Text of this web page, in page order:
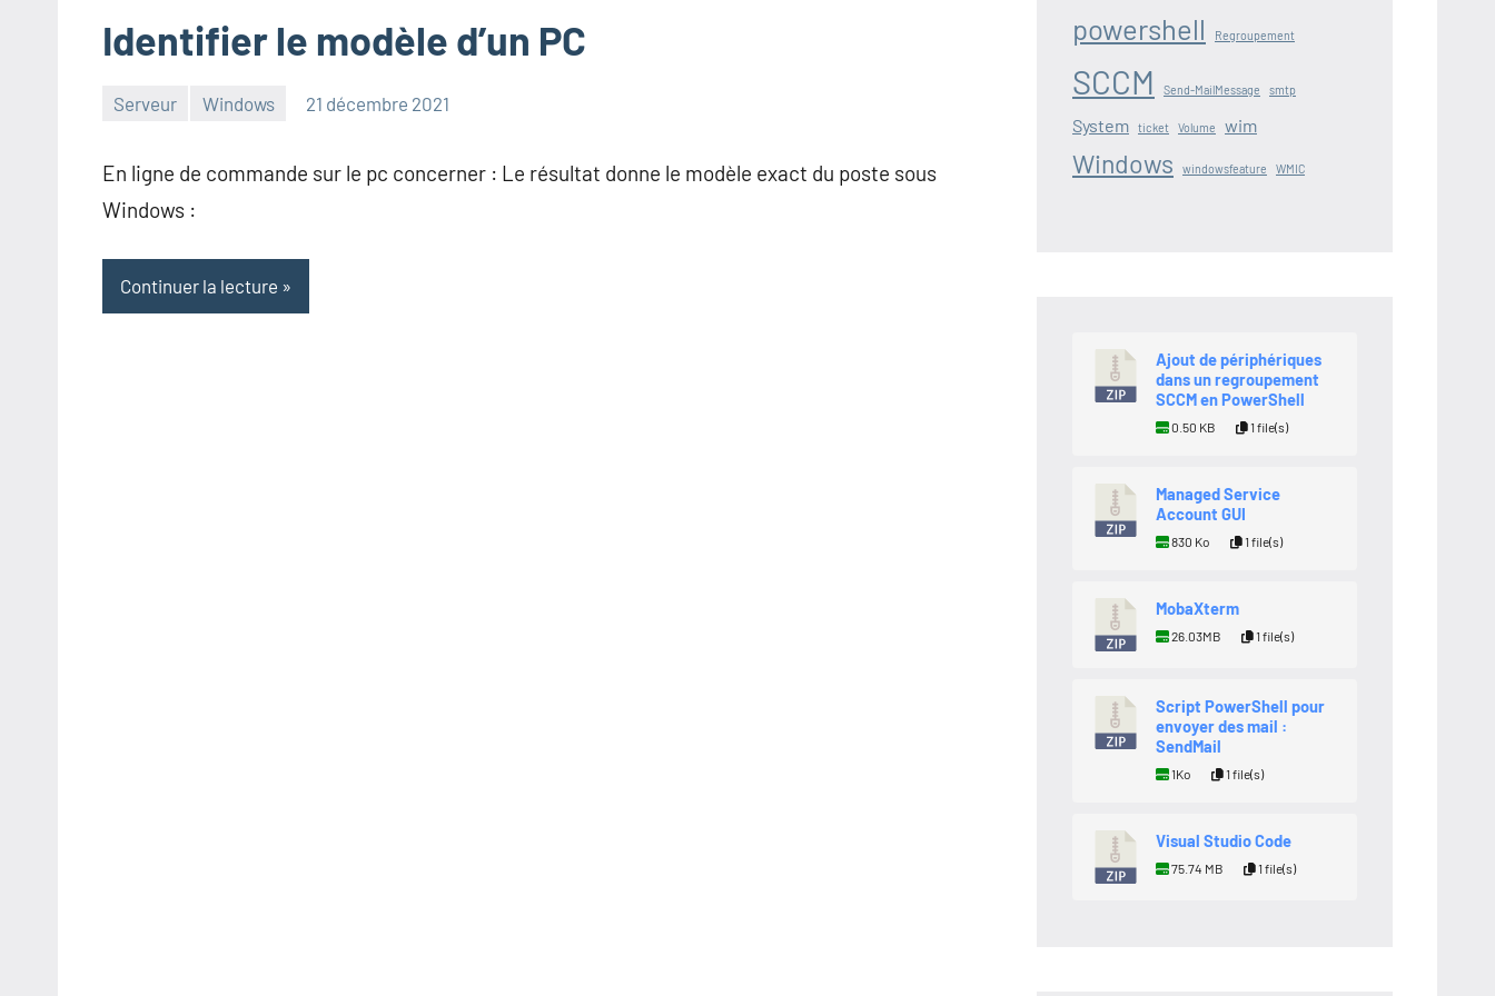
Identifier le modèle d’un PC
Serveur Windows 21 décembre 2021
En ligne de commande sur le pc concerner : Le résultat donne le modèle exact du poste sous
Windows :
Continuer la lecture
powershell Regroupement
SCCM Send-MailMessage smtp
System ticket Volume wim
Windows windowsfeature WMIC
Ajout de périphériques
dans un regroupement
SCCM en PowerShell
0.50 KB 1 file(s)
Managed Service
Account GUI
830 Ko 1 file(s)
MobaXterm
26.03MB 1 file(s)
Script PowerShell pour
envoyer des mail :
SendMail
1Ko 1 file(s)
Visual Studio Code
75.74 MB 1 file(s)